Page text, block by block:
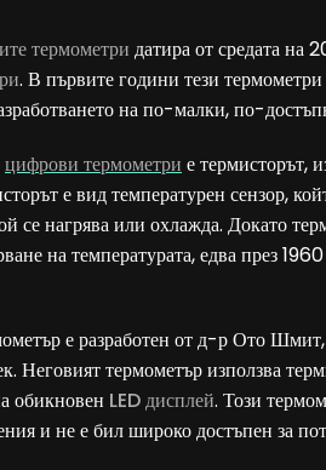
термометри датира от средата на
. В първите години тези
на по-малки, по-
цифрови термометри е термисторът,
е вид температурен сензор,
се нагрява или охлажда. Докато
на температурата, едва през
е разработен от д-р Ото
Неговият термометър използва
обикновен LED дисплей. Този
и не е бил широко достъпен за